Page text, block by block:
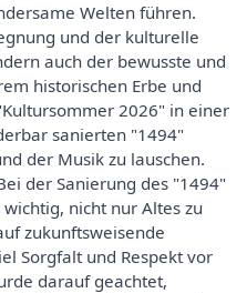
Welten führen.
und der kulturelle
auch der bewusste und
historischen Erbe und
2026" in einer
sanierten "1494"
der Musik zu lauschen.
der Sanierung des "1494"
nicht nur Altes zu
zukunftsweisende
Sorgfalt und Respekt vor
darauf geachtet,